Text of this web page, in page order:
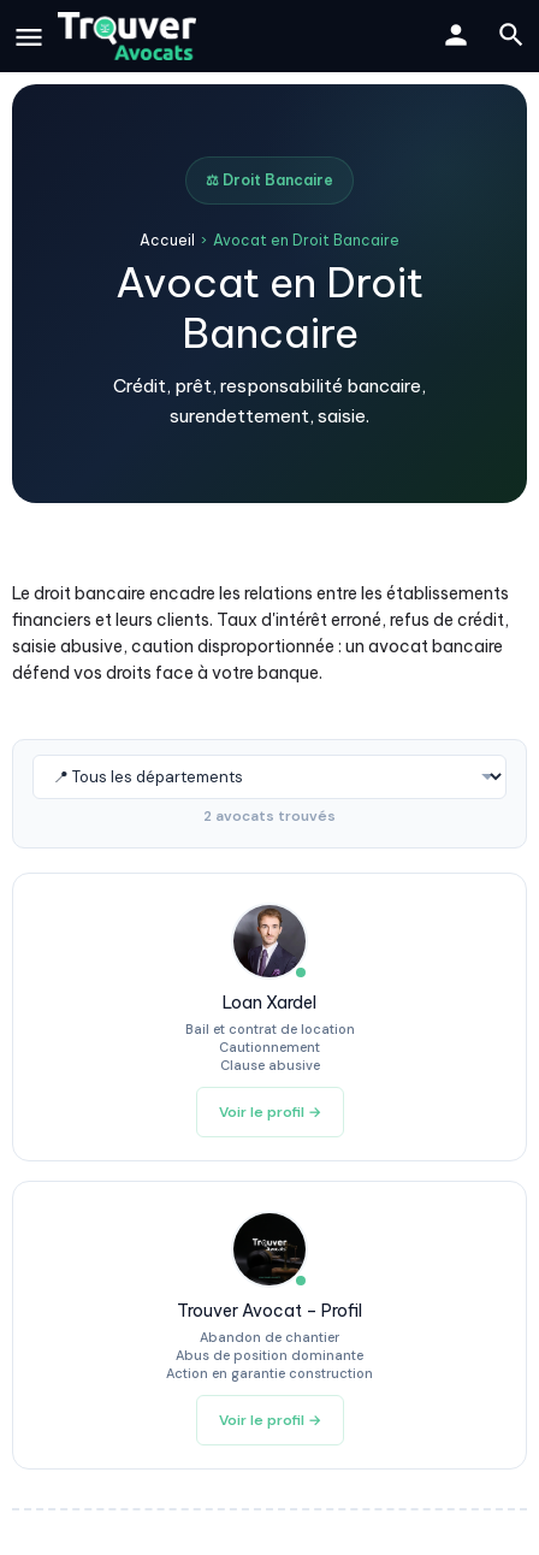
⚖️ Droit Bancaire
Accueil › Avocat en Droit Bancaire
Avocat en Droit
Bancaire
Crédit, prêt, responsabilité bancaire,
surendettement, saisie.
Le droit bancaire encadre les relations entre les établissements
financiers et leurs clients. Taux d'intérêt erroné, refus de crédit,
saisie abusive, caution disproportionnée : un avocat bancaire
défend vos droits face à votre banque.
2 avocats trouvés
Loan Xardel
Bail et contrat de location
Cautionnement
Clause abusive
Voir le profil →
Trouver Avocat – Profil
Abandon de chantier
Abus de position dominante
Action en garantie construction
Voir le profil →